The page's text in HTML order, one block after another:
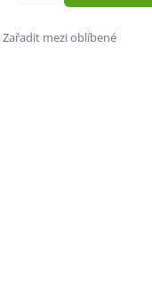
Zařadit mezi oblíbené